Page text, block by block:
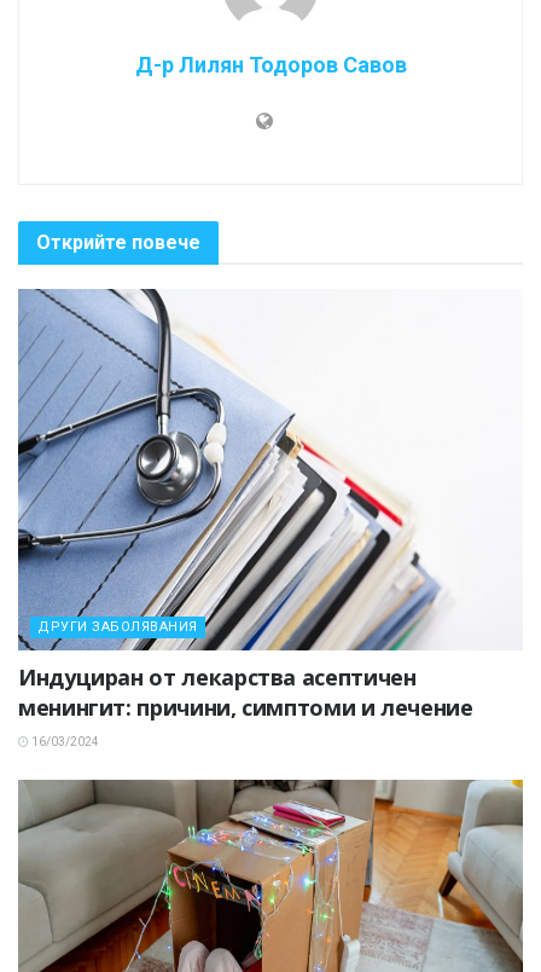
Д-р Лилян Тодоров Савов
Открийте повече
ДРУГИ ЗАБОЛЯВАНИЯ
Индуциран от лекарства асептичен
менингит: причини, симптоми и лечение
16/03/2024